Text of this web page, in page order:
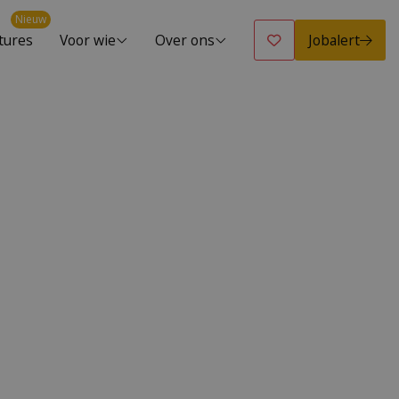
Nieuw
Voor wie Over ons Jobalert